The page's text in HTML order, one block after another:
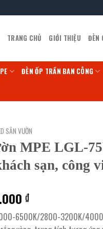
TRANG CHỦ GIỚI THIỆU ĐÈN
ĐÈN ỐP TRẦN BAN CÔNG
SÂN VƯỜN
MPE LGL-
sạn, công
₫Giá
hiện
tại
6500K/2800-3200K/